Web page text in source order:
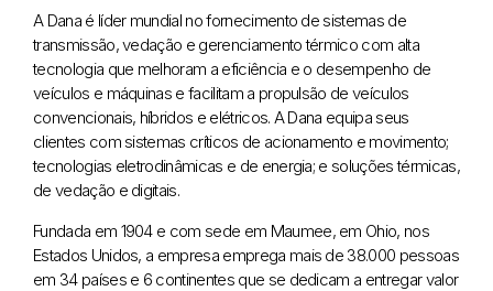
A Dana é líder mundial no fornecimento de sistemas de
transmissão, vedação e gerenciamento térmico com alta
tecnologia que melhoram a eficiência e o desempenho de
veículos e máquinas e facilitam a propulsão de veículos
convencionais, híbridos e elétricos. A Dana equipa seus
clientes com sistemas críticos de acionamento e movimento;
tecnologias eletrodinâmicas e de energia; e soluções térmicas,
de vedação e digitais.
Fundada em 1904 e com sede em Maumee, em Ohio, nos
Estados Unidos, a empresa emprega mais de 38.000 pessoas
em 34 países e 6 continentes que se dedicam a entregar valor